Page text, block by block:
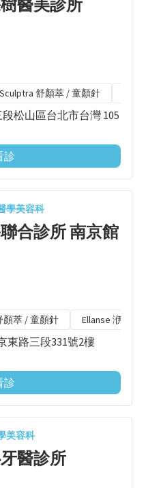
醫美診所
Sculptra 舒顏萃 / 童顏針
松山區台北市台灣 105
診
學美容科
合診所 南京館
顏萃 / 童顏針 Ellanse 洢蓮絲
東路三段331號2樓
診
美容科
醫診所